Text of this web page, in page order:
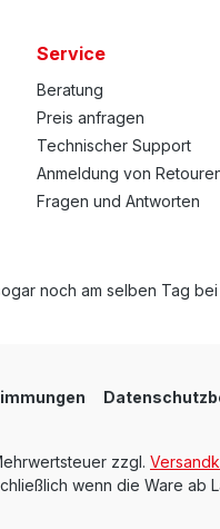
Service
Beratung
Preis anfragen
Technischer Support
Anmeldung von
Fragen und Antworten
noch am selben Tag
zzgl.
wenn die Ware